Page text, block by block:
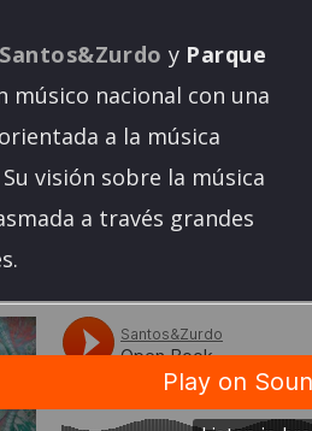
Santos&Zurdo y Parque
músico nacional con una
a la música
visión sobre la música
a través grandes